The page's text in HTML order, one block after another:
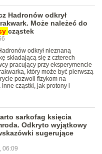
Hadronów odkrył
Może należeć do
cząstek
odkrył nieznaną
składającą się z czterech
pracujący przy eksperymencie
który może być pierwszą
pozwoli fizykom na
cząstki, jak protony i
sarkofag księcia
Odkryto wyjątkowy
sugerujące
06:09